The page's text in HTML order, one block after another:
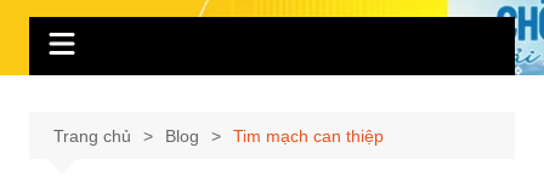
Trang chủ Blog Tim mạch can thiệp